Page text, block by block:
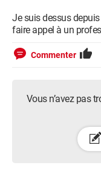
Je suis dessus
faire appel à un
Commenter
Vous n’avez pas